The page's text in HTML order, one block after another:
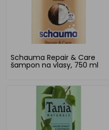
Schauma Repair & Care
šampon na vlasy, 750 ml